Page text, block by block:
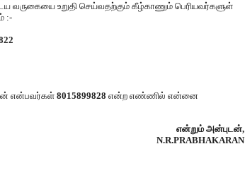
வருகையை உறுதி செய்வதற்கும் கீழ்காணும் பெரியவர்களுள்
:-
என்பவர்கள்8015899828 என்ற எண்ணில் என்னை
என்றும் அன்புடன்,
N.R.PRABHAKARAN